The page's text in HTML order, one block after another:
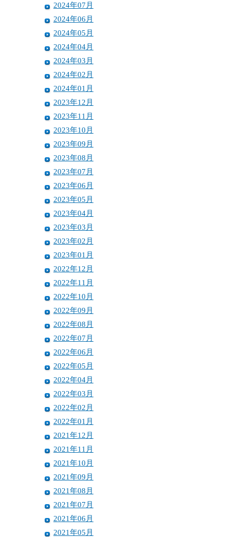
2024年07月
2024年06月
2024年05月
2024年04月
2024年03月
2024年02月
2024年01月
2023年12月
2023年11月
2023年10月
2023年09月
2023年08月
2023年07月
2023年06月
2023年05月
2023年04月
2023年03月
2023年02月
2023年01月
2022年12月
2022年11月
2022年10月
2022年09月
2022年08月
2022年07月
2022年06月
2022年05月
2022年04月
2022年03月
2022年02月
2022年01月
2021年12月
2021年11月
2021年10月
2021年09月
2021年08月
2021年07月
2021年06月
2021年05月